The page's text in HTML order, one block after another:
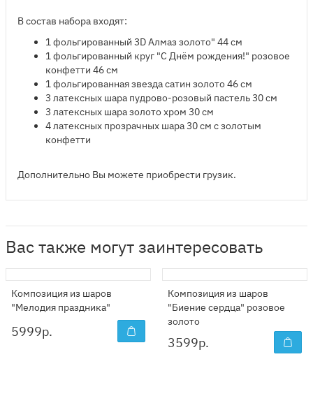
В состав набора входят:
1 фольгированный 3D Алмаз золото" 44 см
1 фольгированный круг "С Днём рождения!" розовое
конфетти 46 см
1 фольгированная звезда сатин золото 46 см
3 латексных шара пудрово-розовый пастель 30 см
3 латексных шара золото хром 30 см
4 латексных прозрачных шара 30 см с золотым
конфетти
Дополнительно Вы можете приобрести грузик.
Вас также могут заинтересовать
Композиция из шаров
"Мелодия праздника"
5999р.
Композиция из шаров
"Биение сердца" розовое
золото
3599р.